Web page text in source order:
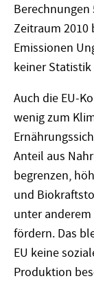
Berechnungen
Zeitraum 2010
Emissionen
keiner Statistik
Auch die EU-
wenig zum
Anteil aus
begrenzen,
und
unter
fördern. Das
EU keine
Produktion